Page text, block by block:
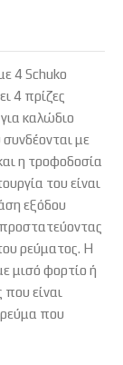
4 Schuko
4 πρίζες
καλώδιο
με
η τροφοδοσία
του είναι
εξόδου
ρεύματος. Η
μισό φορτίο ή
είναι
ρεύμα που